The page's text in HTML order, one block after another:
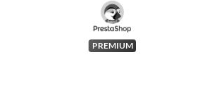
PREMIUM